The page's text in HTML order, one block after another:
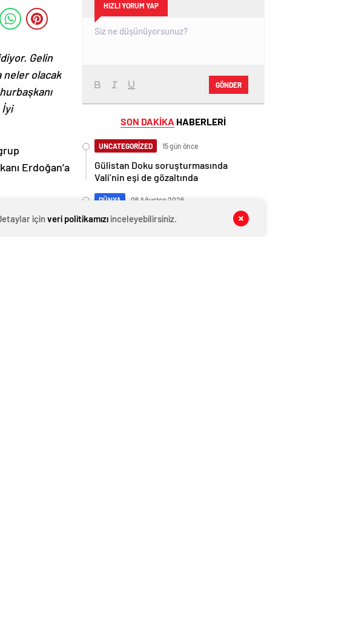
Gelin
neler olacak
Erdoğan’a
HIZLI YORUM YAP
GÖNDER
SON DAKİKA HABERLERİ
UNCATEGORİZED 15 gün önce
Gülistan Doku soruşturmasında
Vali’nin eşi de gözaltında
DÜNYA 06 Ağustos 2026
Ali Hamaney’in cenaze programı
için veri politikamızıinceleyebilirsiniz.